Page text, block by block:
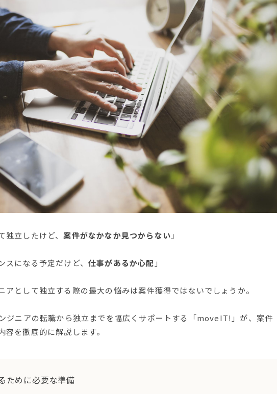
独立したけど、案件がなかなか見つからない 」
スになる予定だけど、 仕事があるか心配 」
アとして独立する際の最大の悩みは案件獲得ではないでしょうか。
ジニアの転職から独立までを幅広くサポートする「moveIT!」が、案件
を徹底的に解説します。
ために必要な準備